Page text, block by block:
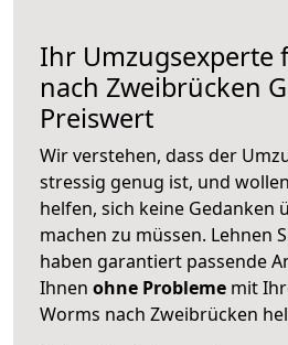
Ihr Umzugsexperte
nach Zweibrücken
Preiswert
Wir verstehen, dass der
stressig genug ist, und
helfen, sich keine Gedanken
machen zu müssen. Lehnen
haben garantiert passende
Ihnen ohne Probleme mit
Worms nach Zweibrücken